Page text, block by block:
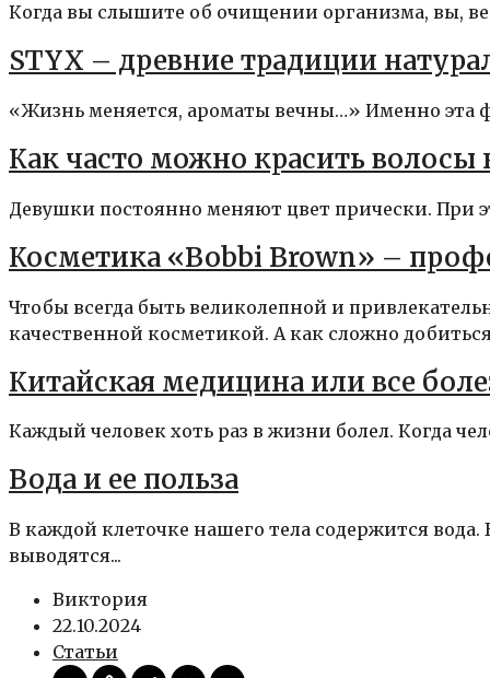
Когда вы слышите об очищении организма, вы,
STYX – древние традиции
«Жизнь меняется, ароматы вечны…» Именно эта
Как часто можно красить волосы
Девушки постоянно меняют цвет прически. При
Косметика «Bobbi Brown» –
Чтобы всегда быть великолепной и
качественной косметикой. А как сложно
Китайская медицина или все
Каждый человек хоть раз в жизни болел. Когда
Вода и ее польза
В каждой клеточке нашего тела содержится
выводятся...
Виктория
22.10.2024
Статьи